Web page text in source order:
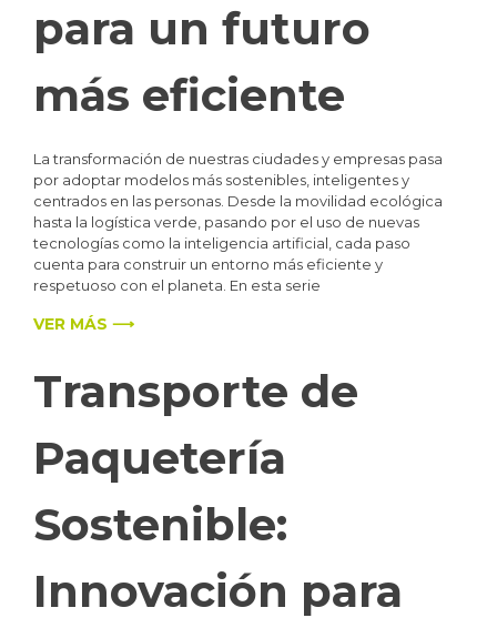
para un futuro
más eficiente
La transformación de nuestras ciudades y empresas pasa
por adoptar modelos más sostenibles, inteligentes y
centrados en las personas. Desde la movilidad ecológica
hasta la logística verde, pasando por el uso de nuevas
tecnologías como la inteligencia artificial, cada paso
cuenta para construir un entorno más eficiente y
respetuoso con el planeta. En esta serie
VER MÁS ⟶
Transporte de
Paquetería
Sostenible:
Innovación para